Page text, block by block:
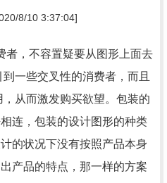
8/10 3:37:04]
，不容置疑要从图形上面去
一些交叉性的消费者，而且
从而激发购买欲望。包装的
连，包装的设计图形的种类
的状况下没有按照产品本身
产品的特点，那一样的方案